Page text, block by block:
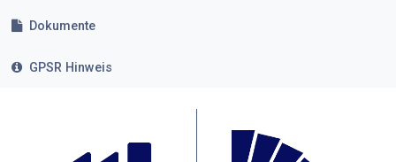
Dokumente
GPSR Hinweis